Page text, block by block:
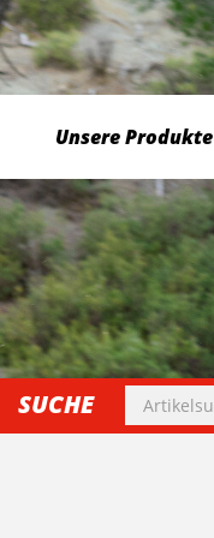
Unsere Produkte
SUCHE